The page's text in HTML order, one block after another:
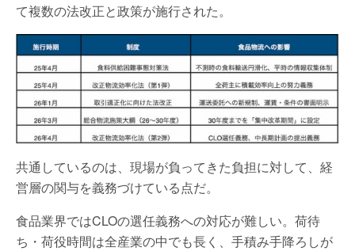
て複数の法改正と政策が施行された。
共通しているのは、現場が負ってきた負担に対して、経
営層の関与を義務づけている点だ。
食品業界ではCLOの選任義務への対応が難しい。荷待
ち・荷役時間は全産業の中でも長く、手積み手降ろしが